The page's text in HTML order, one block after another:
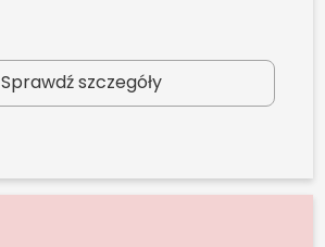
Sprawdź szczegóły